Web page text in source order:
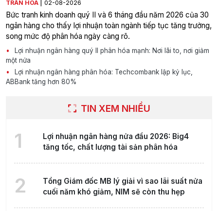
TRẦN HÒA 02-08-2026
Bức tranh kinh doanh quý II và 6 tháng đầu năm 2026 của 30
ngân hàng cho thấy lợi nhuận toàn ngành tiếp tục tăng trưởng,
song mức độ phân hóa ngày càng rõ.
Lợi nhuận ngân hàng quý II phân hóa mạnh: Nơi lãi to, nơi giảm
một nửa
Lợi nhuận ngân hàng phân hóa: Techcombank lập kỷ lục,
ABBank tăng hơn 80%
TIN XEM NHIỀU
1
Lợi nhuận ngân hàng nửa đầu 2026: Big4
tăng tốc, chất lượng tài sản phân hóa
2
Tổng Giám đốc MB lý giải vì sao lãi suất nửa
cuối năm khó giảm, NIM sẽ còn thu hẹp